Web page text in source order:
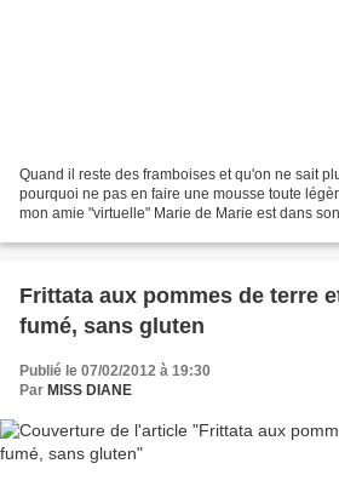
Quand il reste des framboises et qu'on ne sait
pourquoi ne pas en faire une mousse toute
mon amie "virtuelle" Marie de Marie est dans
Frittata aux pommes de terre
fumé, sans gluten
Publié le 07/02/2012 à 19:30
Par MISS DIANE